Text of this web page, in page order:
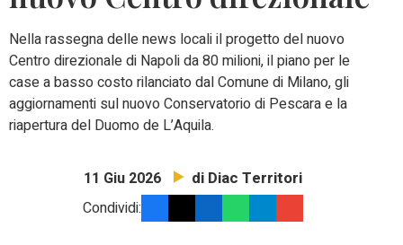
Nella rassegna delle news locali il progetto del nuovo
Centro direzionale di Napoli da 80 milioni, il piano per le
case a basso costo rilanciato dal Comune di Milano, gli
aggiornamenti sul nuovo Conservatorio di Pescara e la
riapertura del Duomo de L’Aquila.
11 Giu 2026 di Diac Territori
Condividi: